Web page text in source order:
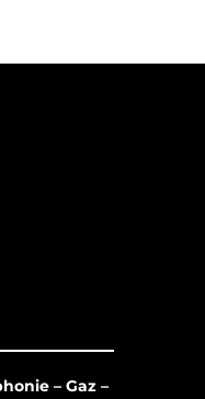
– Gaz –